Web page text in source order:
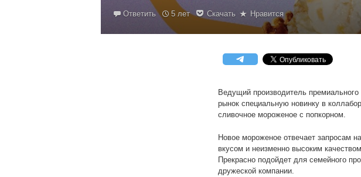
Ответить 5 лет Скачать Нравится
Ведущий производитель
рынок специальную новинку в
сливочное мороженое с попкорном.
Новое мороженое отвечает запросам
вкусом и неизменно высоким
Прекрасно подойдет для семейного
дружеской компании.